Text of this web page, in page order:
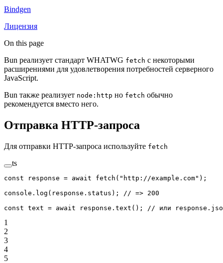
Bindgen
Лицензия
On this page
Bun реализует стандарт WHATWG fetch с некоторыми
расширениями для удовлетворения потребностей серверного
JavaScript.
Bun также реализует node:http но fetch обычно
рекомендуется вместо него.
Отправка HTTP-запроса
Для отправки HTTP-запроса используйте fetch
ts
const response = await fetch ( "http://example.com" );
console. log (response.status);
// => 200
const text = await response. text (); // или
1
2
3
4
5